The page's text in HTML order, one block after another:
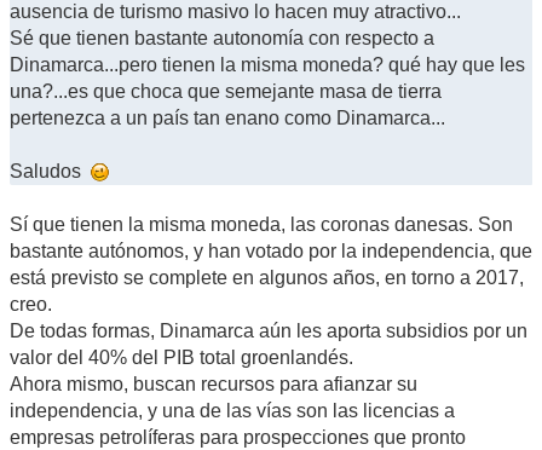
ausencia de turismo masivo lo hacen muy atractivo...
Sé que tienen bastante autonomía con respecto a
Dinamarca...pero tienen la misma moneda? qué hay que les
una?...es que choca que semejante masa de tierra
pertenezca a un país tan enano como Dinamarca...
Saludos
Sí que tienen la misma moneda, las coronas danesas. Son
bastante autónomos, y han votado por la independencia, que
está previsto se complete en algunos años, en torno a 2017,
creo.
De todas formas, Dinamarca aún les aporta subsidios por un
valor del 40% del PIB total groenlandés.
Ahora mismo, buscan recursos para afianzar su
independencia, y una de las vías son las licencias a
empresas petrolíferas para prospecciones que pronto